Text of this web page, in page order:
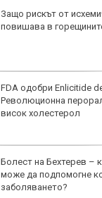
Защо рискът от
повишава в
FDA одобри Еnlicitide
Революционна
висок холестерол
Болест на Бехтерев –
може да подпомогне
заболяването?